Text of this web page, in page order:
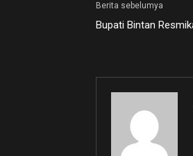
Berita sebelumya
Bupati Bintan